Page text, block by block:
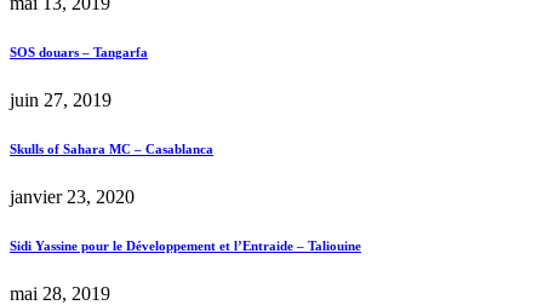
SOS douars – Tangarfa
juin 27, 2019
Skulls of Sahara MC – Casablanca
janvier 23, 2020
Sidi Yassine pour le Développement et l’Entraide – Taliouine
mai 28, 2019